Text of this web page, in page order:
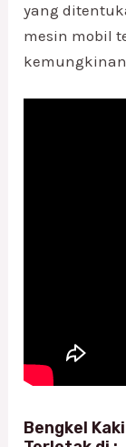
yang
mesin mobil
Bengkel